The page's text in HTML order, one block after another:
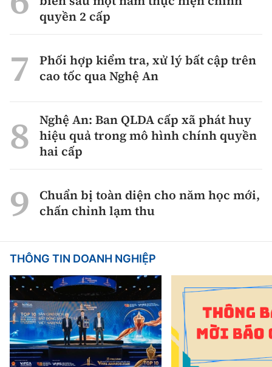
quyền 2 cấp
Phối hợp kiểm tra, xử lý bất cập trên
cao tốc qua Nghệ An
Nghệ An: Ban QLDA cấp xã phát huy
hiệu quả trong mô hình chính quyền
hai cấp
Chuẩn bị toàn diện cho năm học mới,
chấn chỉnh lạm thu
THÔNG TIN DOANH NGHIỆP